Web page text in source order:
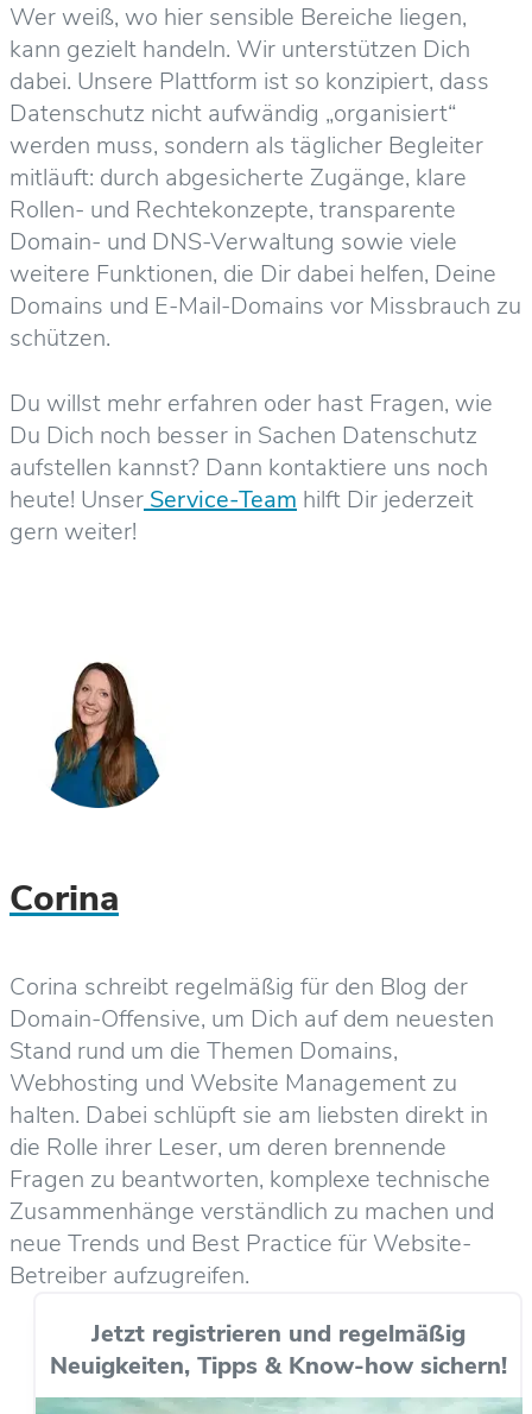
Wer weiß, wo hier sensible Bereiche liegen,
kann gezielt handeln. Wir unterstützen Dich
dabei. Unsere Plattform ist so konzipiert, dass
Datenschutz nicht aufwändig „organisiert“
werden muss, sondern als täglicher Begleiter
mitläuft: durch abgesicherte Zugänge, klare
Rollen- und Rechtekonzepte, transparente
Domain- und DNS-Verwaltung sowie viele
weitere Funktionen, die Dir dabei helfen, Deine
Domains und E-Mail-Domains vor Missbrauch zu
schützen.
Du willst mehr erfahren oder hast Fragen, wie
Du Dich noch besser in Sachen Datenschutz
aufstellen kannst? Dann kontaktiere uns noch
heute! Unser Service-Team hilft Dir jederzeit
gern weiter!
Corina
Corina schreibt regelmäßig für den Blog der
Domain-Offensive, um Dich auf dem neuesten
Stand rund um die Themen Domains,
Webhosting und Website Management zu
halten. Dabei schlüpft sie am liebsten direkt in
die Rolle ihrer Leser, um deren brennende
Fragen zu beantworten, komplexe technische
Zusammenhänge verständlich zu machen und
neue Trends und Best Practice für Website-
Betreiber aufzugreifen.
Jetzt registrieren und regelmäßig
Neuigkeiten, Tipps & Know-how sichern!